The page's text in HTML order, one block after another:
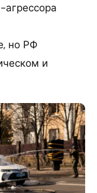
но РФ
и